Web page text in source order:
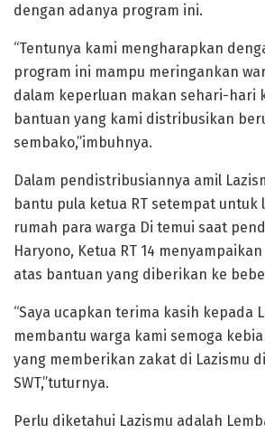
dengan adanya program ini.
“Tentunya kami mengharapkan
program ini mampu meringankan
dalam keperluan makan sehari-hari
bantuan yang kami distribusikan
sembako,”imbuhnya.
Dalam pendistribusiannya amil
bantu pula ketua RT setempat untuk
rumah para warga Di temui saat
Haryono, Ketua RT 14
atas bantuan yang diberikan ke
“Saya ucapkan terima kasih kepada
membantu warga kami semoga
yang memberikan zakat di Lazismu
SWT,”tuturnya.
Perlu diketahui Lazismu adalah